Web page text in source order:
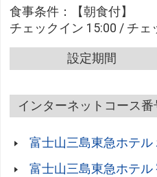
食事条件：【朝食付】
チェックイン 15:00 / チェ
設定期間
インターネットコース番
富士山三島東急ホテル
富士山三島東急ホテル